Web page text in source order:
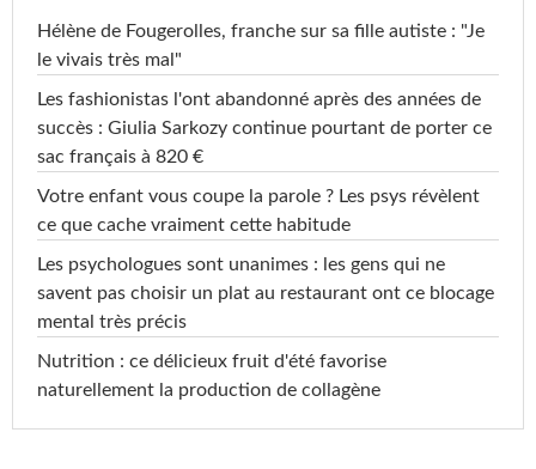
Hélène de Fougerolles, franche sur sa fille autiste : "Je
le vivais très mal"
Les fashionistas l'ont abandonné après des années de
succès : Giulia Sarkozy continue pourtant de porter ce
sac français à 820 €
Votre enfant vous coupe la parole ? Les psys révèlent
ce que cache vraiment cette habitude
Les psychologues sont unanimes : les gens qui ne
savent pas choisir un plat au restaurant ont ce blocage
mental très précis
Nutrition : ce délicieux fruit d'été favorise
naturellement la production de collagène